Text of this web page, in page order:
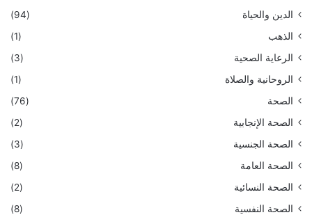
الدين والحياة
(94)
الذهب
(1)
الرعاية الصحية
(3)
الروحانية والصلاة
(1)
الصحة
(76)
الصحة الإنجابية
(2)
الصحة الجنسية
(3)
الصحة العامة
(8)
الصحة النسائية
(2)
الصحة النفسية
(8)